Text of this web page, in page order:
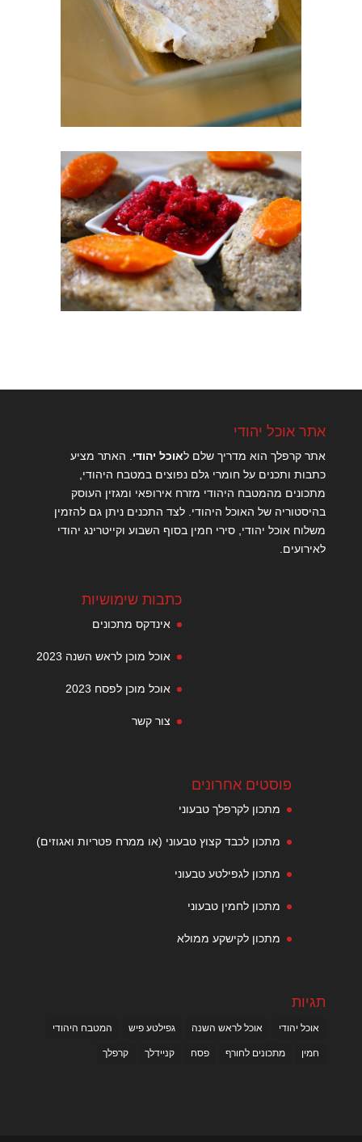
אתר אוכל יהודי
אתר קרפלך הוא מדריך שלם לאוכל יהודי. האתר מציע
כתבות ותכנים על חומרי גלם נפוצים במטבח היהודי,
מתכונים מהמטבח היהודי מזרח אירופאי ומגזין העוסק
בהיסטוריה של האוכל היהודי. לצד התכנים ניתן גם להזמין
משלוח אוכל יהודי, סירי חמין בסוף השבוע וקייטרינג יהודי
לאירועים.
כתבות שימושיות
אינדקס מתכונים
אוכל מוכן לראש השנה 2023
אוכל מוכן לפסח 2023
צור קשר
פוסטים אחרונים
מתכון לקרפלך טבעוני
מתכון לכבד קצוץ טבעוני (או ממרח פטריות ואגוזים)
מתכון לגפילטע טבעוני
מתכון לחמין טבעוני
מתכון לקישקע ממולא
תגיות
אוכל יהודי אוכל לראש השנה גפילטע פיש המטבח היהודי
חמין מתכונים לחורף פסח קניידלך קרפלך